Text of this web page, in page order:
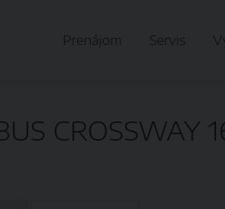
Prenájom Servis
CROSSWAY